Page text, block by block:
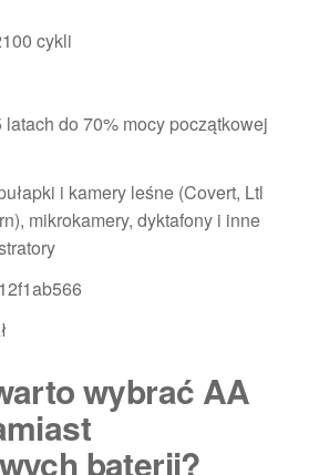
cykli
latach do 70% mocy początkowej
i kamery leśne (Covert, Ltl
mikrokamery, dyktafony i inne
wybrać AA
baterii?